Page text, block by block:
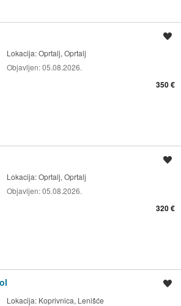
Lokacija:Oprtalj, Oprtalj
Objavljen:05.08.2026.
350 €
Lokacija:Oprtalj, Oprtalj
Objavljen:05.08.2026.
320 €
Lokacija: Koprivnica, Lenišće